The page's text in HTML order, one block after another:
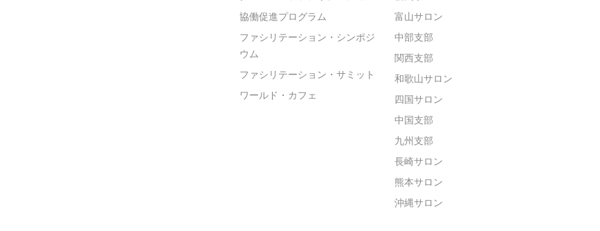
協働促進プログラム
ファシリテーション・シンポジ
ウム
ファシリテーション・サミット
ワールド・カフェ
富山サロン
中部支部
関西支部
和歌山サロン
四国サロン
中国支部
九州支部
長崎サロン
熊本サロン
沖縄サロン